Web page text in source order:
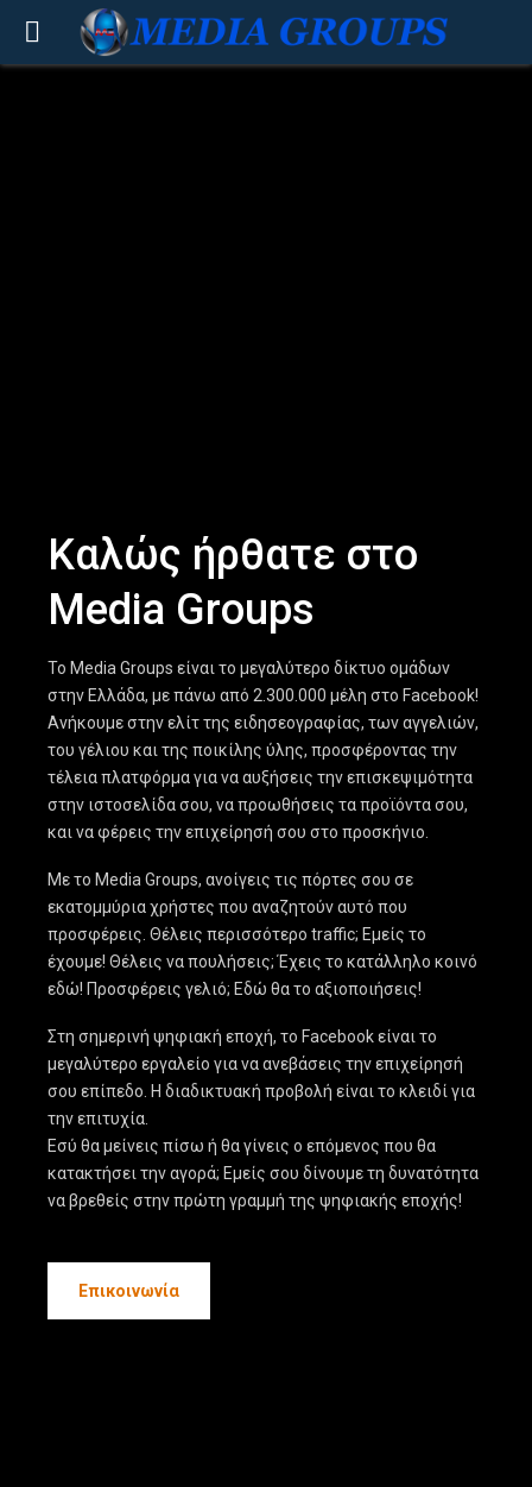
PRIMARY
Καλώς ήρθατε στο
Media Groups
Το Media Groups είναι το μεγαλύτερο δίκτυο ομάδων
στην Ελλάδα, με πάνω από 2.300.000 μέλη στο Facebook!
Ανήκουμε στην ελίτ της ειδησεογραφίας, των αγγελιών,
του γέλιου και της ποικίλης ύλης, προσφέροντας την
τέλεια πλατφόρμα για να αυξήσεις την επισκεψιμότητα
στην ιστοσελίδα σου, να προωθήσεις τα προϊόντα σου,
και να φέρεις την επιχείρησή σου στο προσκήνιο.
Με το Media Groups, ανοίγεις τις πόρτες σου σε
εκατομμύρια χρήστες που αναζητούν αυτό που
προσφέρεις. Θέλεις περισσότερο traffic; Εμείς το
έχουμε! Θέλεις να πουλήσεις; Έχεις το κατάλληλο κοινό
εδώ! Προσφέρεις γελιό; Εδώ θα το αξιοποιήσεις!
Στη σημερινή ψηφιακή εποχή, το Facebook είναι το
μεγαλύτερο εργαλείο για να ανεβάσεις την επιχείρησή
σου επίπεδο. Η διαδικτυακή προβολή είναι το κλειδί για
την επιτυχία.
Εσύ θα μείνεις πίσω ή θα γίνεις ο επόμενος που θα
κατακτήσει την αγορά; Εμείς σου δίνουμε τη δυνατότητα
να βρεθείς στην πρώτη γραμμή της ψηφιακής εποχής!
Επικοινωνία